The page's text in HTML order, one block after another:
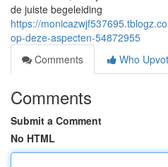
de juiste begeleiding
https://
op-deze-aspecten-54872955
Comments
Who
Comments
Submit a Comment
No HTML